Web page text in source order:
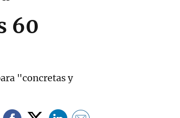
60
"concretas y